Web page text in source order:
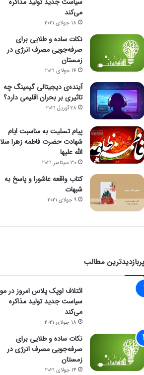
می‌کند
18 جولای 2021
نکات ساده و طلایی برای
صرفه‌جویی مصرف انرژی در
زمستان
14 جولای 2021
آینده‌ی دیجیتالی گیمینگ چه
تاثیری بر بحران اقلیمی دارد؟
28 آوریل 2021
پیام تسلیت به مناسبت ایام
شهادت حضرت فاطمه زهرا
الله علیها
30 سپتامبر 2021
کتاب واقعه عاشورا و پاسخ به
شبهات
9 جولای 2021
پربازدیدترین مطالب
ائتلاف اوپک پلاس امروز در
سیاست جدید تولید مذاکره
می‌کند
18 جولای 2021
نکات ساده و طلایی برای
صرفه‌جویی مصرف انرژی در
زمستان
14 جولای 2021